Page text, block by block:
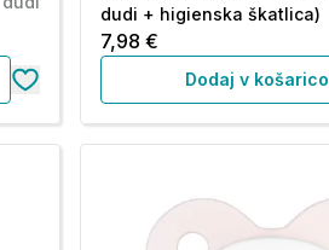
dudi + higienska škatlica)
7,98 €
Dodaj v košarico